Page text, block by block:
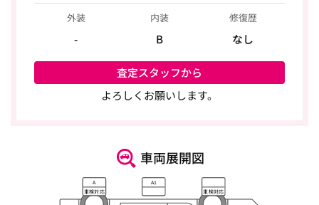
外装
-
内装
B
修復歴
なし
査定スタッフから
よろしくお願いします。
車両展開図
A
車検対応
A1
車検対応